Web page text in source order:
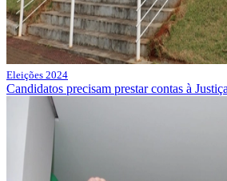
Eleições 2024
Candidatos precisam prestar contas à